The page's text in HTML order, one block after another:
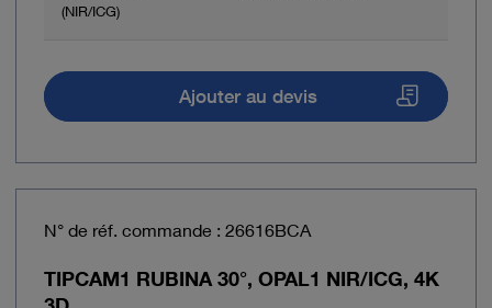
(NIR/ICG)
Ajouter au devis
N° de réf. commande : 26616BCA
TIPCAM1 RUBINA 30°, OPAL1 NIR/ICG, 4K